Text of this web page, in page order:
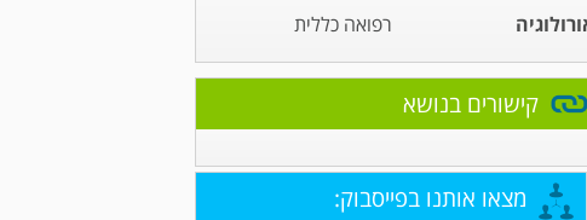
רפואה כללית
קישורים בנושא
מצאו אותנו בפייסבוק: